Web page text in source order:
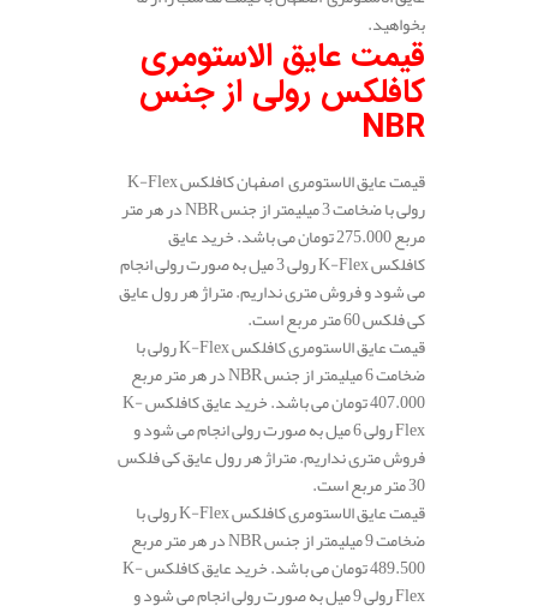
بخواهید.
قیمت عایق الاستومری
کافلکس رولی از جنس
NBR
قیمت عایق الاستومری اصفهان کافلکس K-Flex
رولی با ضخامت 3 میلیمتر از جنس NBR در هر متر
مربع 275.000 تومان می باشد. خرید عایق
کافلکس K-Flex رولی 3 میل به صورت رولی انجام
می شود و فروش متری نداریم. متراژ هر رول عایق
کی فلکس 60 متر مربع است.
قیمت عایق الاستومری کافلکس K-Flex رولی با
ضخامت 6 میلیمتر از جنس NBR در هر متر مربع
407.000 تومان می باشد. خرید عایق کافلکس K-
Flex رولی 6 میل به صورت رولی انجام می شود و
فروش متری نداریم. متراژ هر رول عایق کی فلکس
30 متر مربع است.
قیمت عایق الاستومری کافلکس K-Flex رولی با
ضخامت 9 میلیمتر از جنس NBR در هر متر مربع
489.500 تومان می باشد. خرید عایق کافلکس K-
Flex رولی 9 میل به صورت رولی انجام می شود و